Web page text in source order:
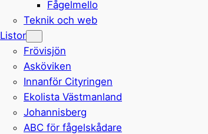
Fågelmello
Teknik och web
Listor
Frövisjön
Asköviken
Innanför Cityringen
Ekolista Västmanland
Johannisberg
ABC för fågelskådare